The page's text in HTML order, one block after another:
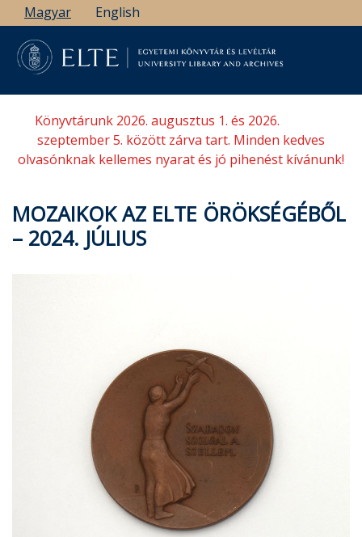
Ugrás
a
tartalomra
Magyar English
Könyvtárunk 2026. augusztus 1. és 2026.
szeptember 5. között zárva tart. Minden kedves
olvasónknak kellemes nyarat és jó pihenést kívánunk!
MOZAIKOK AZ ELTE ÖRÖKSÉGÉBŐL
– 2024. JÚLIUS